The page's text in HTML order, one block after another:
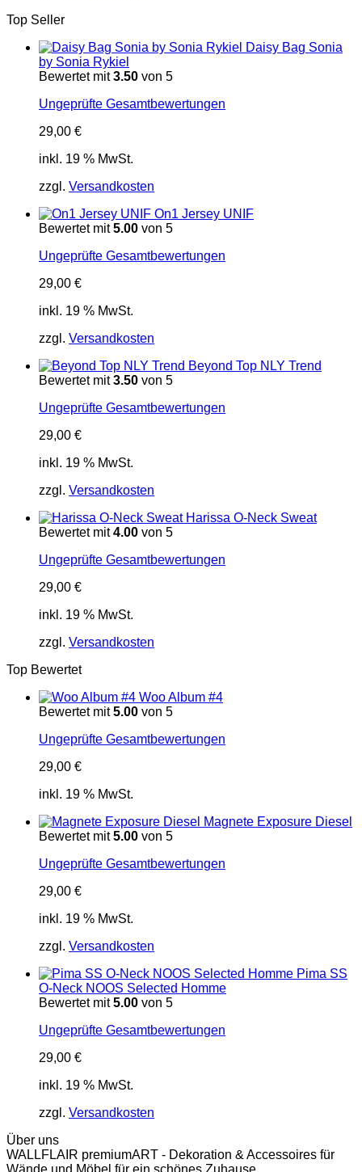
Top Seller
Daisy Bag Sonia
by Sonia Rykiel
Bewertet mit3.50 von 5
Ungeprüfte Gesamtbewertungen
29,00 €
inkl. 19 % MwSt.
zzgl. Versandkosten
On1 Jersey UNIF
Bewertet mit5.00 von 5
Ungeprüfte Gesamtbewertungen
29,00 €
inkl. 19 % MwSt.
zzgl. Versandkosten
Beyond Top NLY Trend
Bewertet mit3.50 von 5
Ungeprüfte Gesamtbewertungen
29,00 €
inkl. 19 % MwSt.
zzgl. Versandkosten
Harissa O-Neck Sweat
Bewertet mit4.00 von 5
Ungeprüfte Gesamtbewertungen
29,00 €
inkl. 19 % MwSt.
zzgl. Versandkosten
Top Bewertet
Woo Album #4
Bewertet mit5.00 von 5
Ungeprüfte Gesamtbewertungen
29,00 €
inkl. 19 % MwSt.
Magnete Exposure Diesel
Bewertet mit5.00 von 5
Ungeprüfte Gesamtbewertungen
29,00 €
inkl. 19 % MwSt.
zzgl. Versandkosten
Pima SS
O-Neck NOOS Selected Homme
Bewertet mit5.00 von 5
Ungeprüfte Gesamtbewertungen
29,00 €
inkl. 19 % MwSt.
zzgl. Versandkosten
Über uns
WALLFLAIR premiumART - Dekoration & Accessoires für
Wände und Möbel für ein schönes Zuhause.